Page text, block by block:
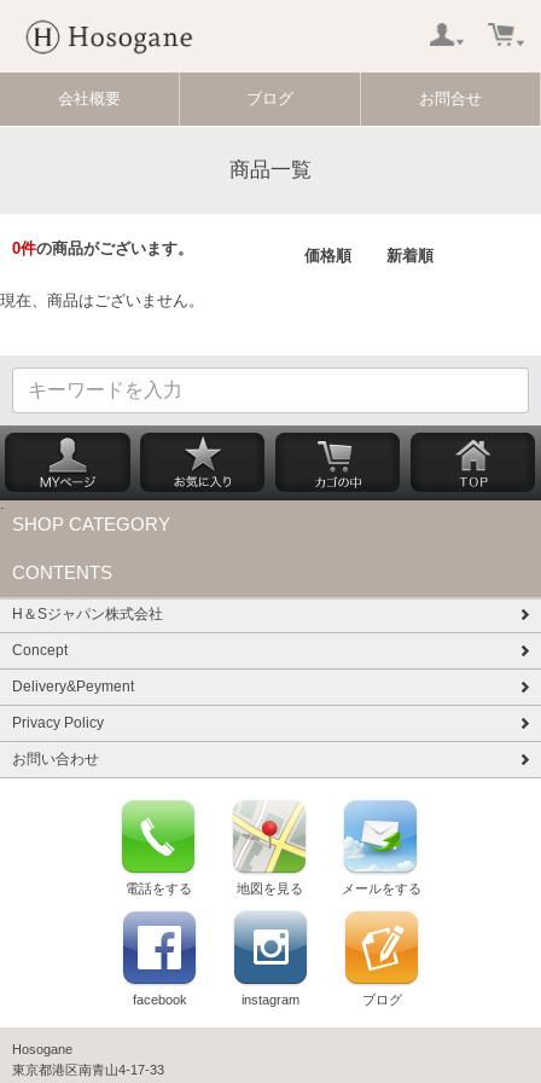
会社概要 ブログ お問合せ
商品一覧
0件の商品がございます。 価格順 新着順
現在、商品はございません。
SHOP CATEGORY
CONTENTS
H＆Sジャパン株式会社
Concept
Delivery&Peyment
Privacy Policy
お問い合わせ
電話をする 地図を見る メールをする
facebook instagram ブログ
Hosogane
東京都港区南青山4-17-33